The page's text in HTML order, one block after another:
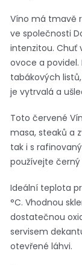
Víno má tmavě
ve společnosti
intenzitou. Chuť
ovoce a
tabákových
je vytrvalá a
Toto červené
masa, steaků a
tak i s
používejte černý
Ideální teplota
°C. Vhodnou
dostatečnou
servisem
otevřené láhvi.